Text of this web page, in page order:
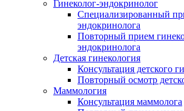
Гинеколог-эндокринолог
Специализированный
эндокринолога
Повторный прием
эндокринолога
Детская гинекология
Консультация детского
Повторный осмотр
Маммология
Консультация маммолога